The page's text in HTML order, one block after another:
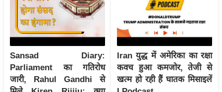
ली
वु
ड
हॉ
ली
Sansad Diary:
Parliament का गतिरोध
जारी, Rahul Gandhi से
Iran युद्ध में अमेरिका का रक्षा
कवच हुआ कमजोर, तेजी से
खत्म हो रही हैं घातक मिसाइलें